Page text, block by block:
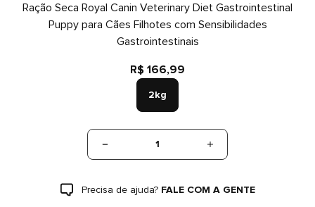
Ração Seca Royal Canin Veterinary Diet Gastrointestinal
Puppy para Cães Filhotes com Sensibilidades
Gastrointestinais
R$ 166,99
2kg
1
Precisa de ajuda? FALE COM A GENTE